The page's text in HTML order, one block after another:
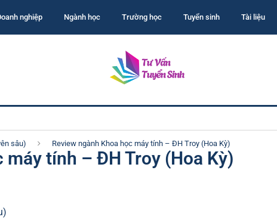
nghiệp Ngành học Trường học Tuyển sinh Tài liệu
sâu) Review ngành Khoa học máy tính – ĐH Troy (Hoa Kỳ)
máy tính – ĐH Troy (Hoa Kỳ)